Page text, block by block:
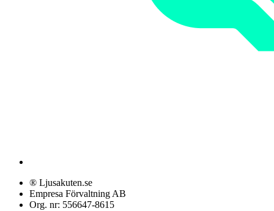
® Ljusakuten.se
Empresa Förvaltning AB
Org. nr: 556647-8615